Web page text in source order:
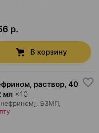
р.
В корзину
раствор, 40
мл ×10
БЗМП